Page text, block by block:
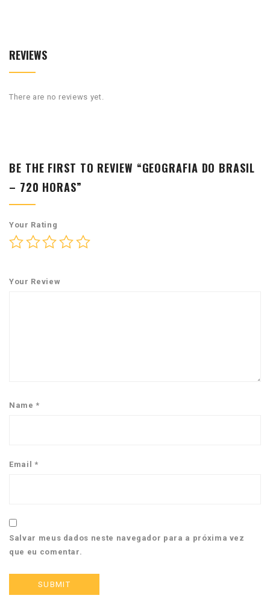
REVIEWS
There are no reviews yet.
BE THE FIRST TO REVIEW “GEOGRAFIA DO BRASIL
– 720 HORAS”
Your Rating
Your Review
Name*
Email *
Salvar meus dados neste navegador para a próxima vez
que eu comentar.